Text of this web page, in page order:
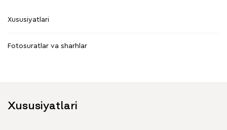
Xususiyatlari
Fotosuratlar va sharhlar
Xususiyatlari